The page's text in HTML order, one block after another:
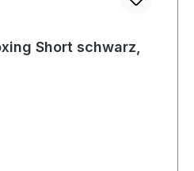
Short schwarz,